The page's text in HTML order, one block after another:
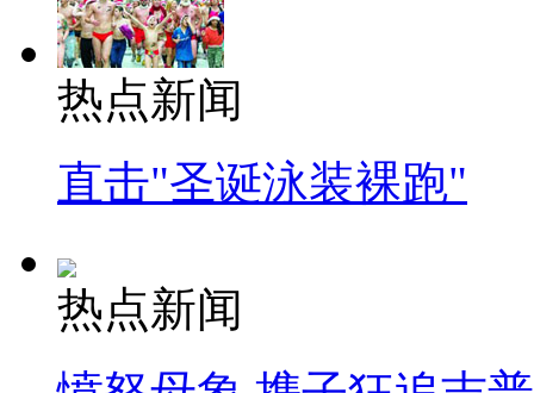
热点新闻
直击"圣诞泳装裸跑"
热点新闻